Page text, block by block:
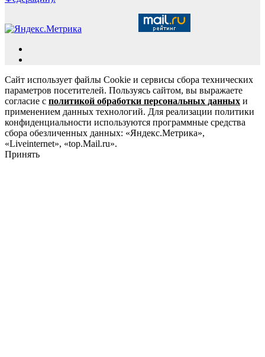
Сайт использует файлы Cookie и сервисы сбора технических
параметров посетителей. Пользуясь сайтом, вы выражаете
согласие с политикой обработки персональных данных и
применением данных технологий. Для реализации политики
конфиденциальности используются программные средства
сбора обезличенных данных: «Яндекс.Метрика»,
«Liveinternet», «top.Mail.ru».
Принять